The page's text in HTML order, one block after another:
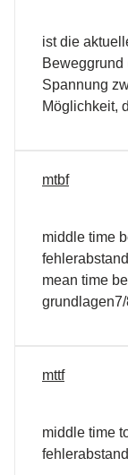
ist die
Beweggrund
Spannung
Möglichkeit,
mtbf
middle time
mean time
mttf
middle time